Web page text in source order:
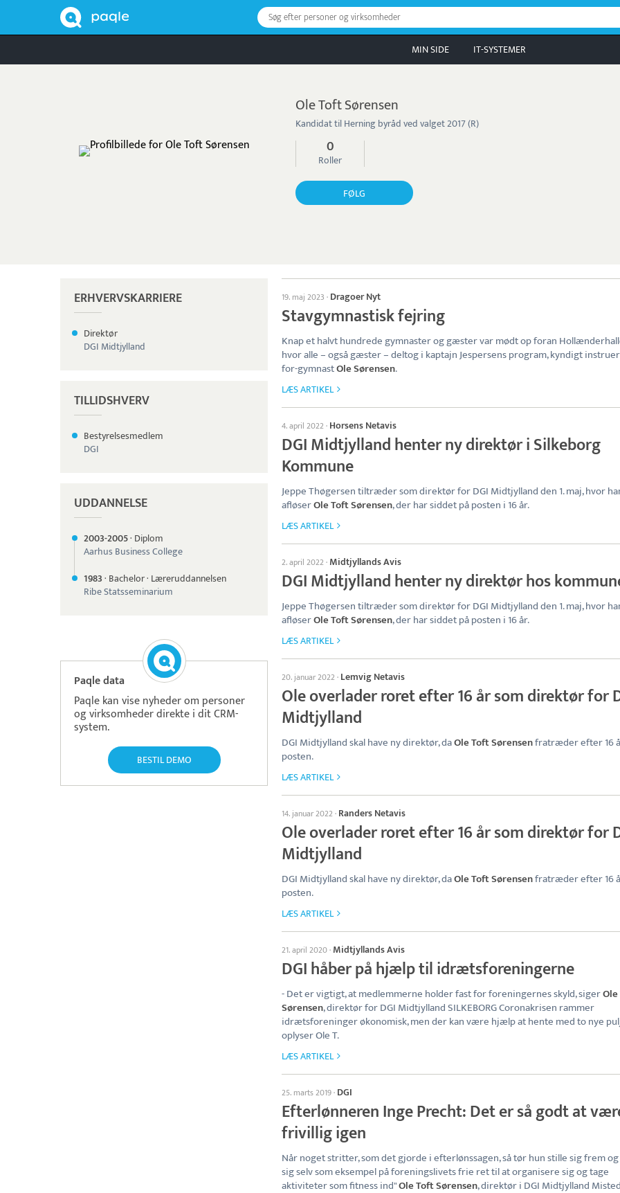
Søg efter personer og virksomheder
MIN SIDE IT-SYSTEMER
Ole Toft Sørensen
Kandidat til Herning byråd ved valget 2017 (R)
0
Roller
FØLG
ERHVERVSKARRIERE
Direktør
DGI Midtjylland
TILLIDSHVERV
Bestyrelsesmedlem
DGI
UDDANNELSE
2003-2005· Diplom
Aarhus Business College
1983· Bachelor· Læreruddannelsen
Ribe Statsseminarium
Paqle data
Paqle kan vise nyheder om personer
og virksomheder direkte i dit CRM-
system.
BESTIL DEMO
19. maj 2023 · Dragoer Nyt
Stavgymnastisk fejring
Knap et halvt hundrede gymnaster og gæster var mødt op foran
hvor alle – også gæster – deltog i kaptajn Jespersens program, kyndigt
for-gymnastOle Sørensen.
LÆS ARTIKEL
4. april 2022· Horsens Netavis
DGI Midtjylland henter ny direktør i Silkeborg
Kommune
Jeppe Thøgersen tiltræder som direktør for DGI Midtjylland den 1. maj, hvor
afløserOle Toft Sørensen, der har siddet på posten i 16 år.
LÆS ARTIKEL
2. april 2022· Midtjyllands Avis
DGI Midtjylland henter ny direktør hos
Jeppe Thøgersen tiltræder som direktør for DGI Midtjylland den 1. maj, hvor
afløserOle Toft Sørensen, der har siddet på posten i 16 år.
LÆS ARTIKEL
20. januar 2022· Lemvig Netavis
Ole overlader roret efter 16 år som direktør for
Midtjylland
DGI Midtjylland skal have ny direktør, daOle Toft Sørensenfratræder efter 16
posten.
LÆS ARTIKEL
14. januar 2022· Randers Netavis
Ole overlader roret efter 16 år som direktør for
Midtjylland
DGI Midtjylland skal have ny direktør, daOle Toft Sørensenfratræder efter 16
posten.
LÆS ARTIKEL
21. april 2020· Midtjyllands Avis
DGI håber på hjælp til idrætsforeningerne
- Det er vigtigt, at medlemmerne holder fast for foreningernes skyld, sigerOle
Sørensen, direktør for DGI Midtjylland SILKEBORG Coronakrisen rammer
idrætsforeninger økonomisk, men der kan være hjælp at hente med to nye
oplyser Ole T.
LÆS ARTIKEL
25. marts 2019· DGI
Efterlønneren Inge Precht: Det er så godt at
frivillig igen
Når noget stritter, som det gjorde i efterlønssagen, så tør hun stille sig frem
sig selv som eksempel på foreningslivets frie ret til at organisere sig og tage
aktiviteter som fitness ind"Ole Toft Sørensen, direktør i DGI Midtjylland